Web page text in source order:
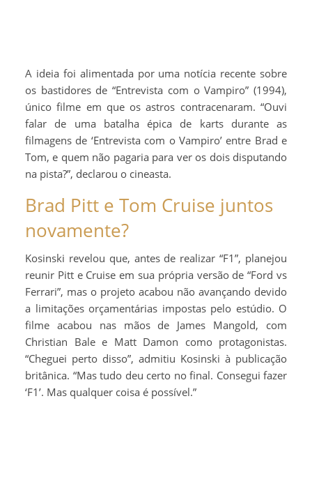
A ideia foi alimentada por uma notícia recente sobre
os bastidores de “Entrevista com o Vampiro” (1994),
único filme em que os astros contracenaram. “Ouvi
falar de uma batalha épica de karts durante as
filmagens de ‘Entrevista com o Vampiro’ entre Brad e
Tom, e quem não pagaria para ver os dois disputando
na pista?”, declarou o cineasta.
Brad Pitt e Tom Cruise juntos
novamente?
Kosinski revelou que, antes de realizar “F1”, planejou
reunir Pitt e Cruise em sua própria versão de “Ford vs
Ferrari”, mas o projeto acabou não avançando devido
a limitações orçamentárias impostas pelo estúdio. O
filme acabou nas mãos de James Mangold, com
Christian Bale e Matt Damon como protagonistas.
“Cheguei perto disso”, admitiu Kosinski à publicação
britânica. “Mas tudo deu certo no final. Consegui fazer
‘F1’. Mas qualquer coisa é possível.”